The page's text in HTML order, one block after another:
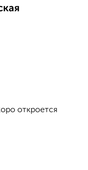
откроется